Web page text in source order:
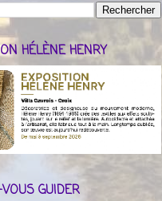
HÉLÈNE HENRY
GUIDER